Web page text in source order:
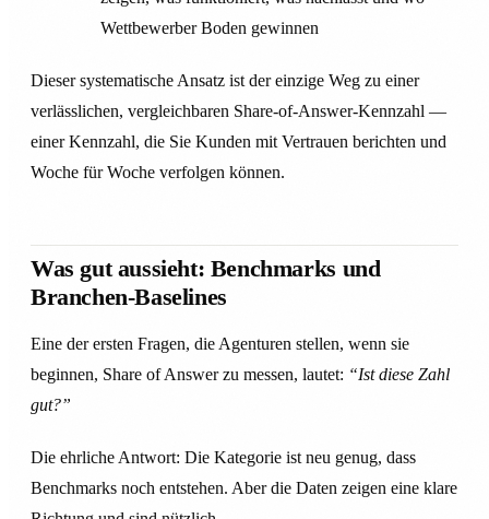
Wettbewerber Boden gewinnen
Dieser systematische Ansatz ist der einzige Weg zu einer
verlässlichen, vergleichbaren Share-of-Answer-Kennzahl —
einer Kennzahl, die Sie Kunden mit Vertrauen berichten und
Woche für Woche verfolgen können.
Was gut aussieht: Benchmarks und
Branchen-Baselines
Eine der ersten Fragen, die Agenturen stellen, wenn sie
beginnen, Share of Answer zu messen, lautet: “Ist diese Zahl
gut?”
Die ehrliche Antwort: Die Kategorie ist neu genug, dass
Benchmarks noch entstehen. Aber die Daten zeigen eine klare